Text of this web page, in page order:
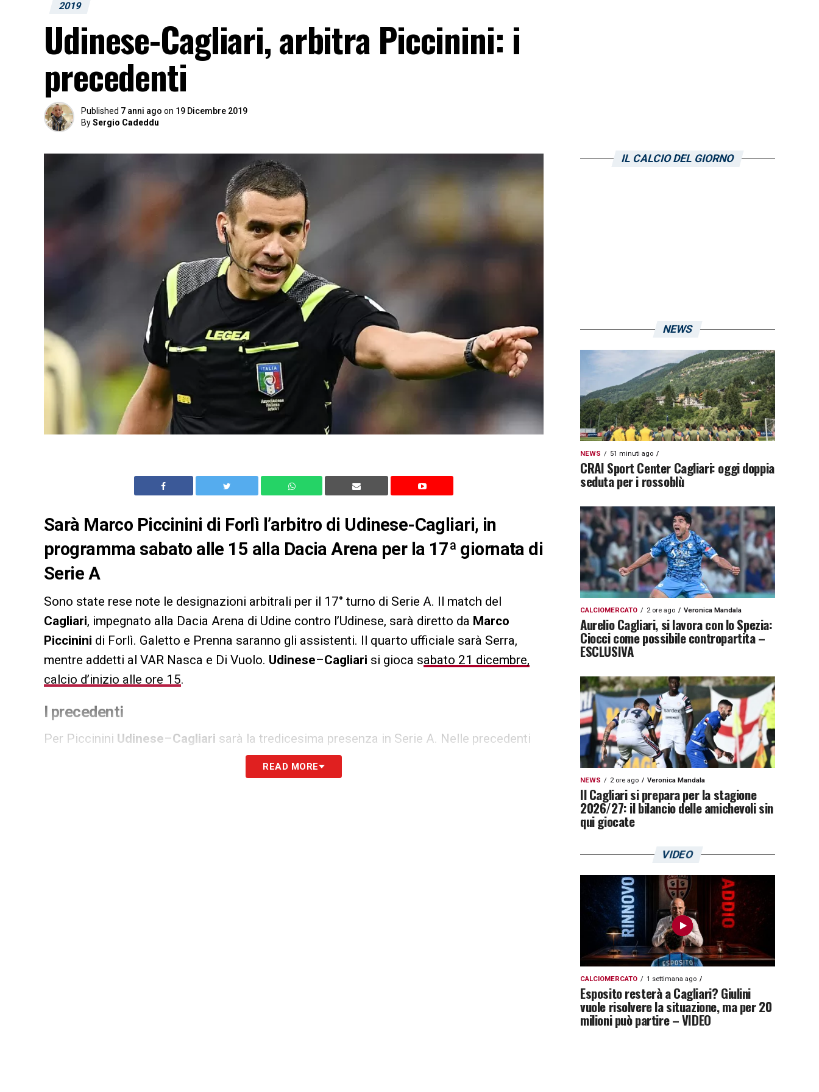
2019
Udinese-Cagliari, arbitra Piccinini: i
precedenti
Published 7 anni ago on 19 Dicembre 2019
BySergio Cadeddu
Sarà Marco Piccinini di Forlì l’arbitro di Udinese-Cagliari, in
programma sabato alle 15 alla Dacia Arena per la 17ª giornata di
Serie A
Sono state rese note le designazioni arbitrali per il 17° turno di Serie A. Il match del
Cagliari, impegnato alla Dacia Arena di Udine contro l’Udinese, sarà diretto da Marco
Piccinini di Forlì. Galetto e Prenna saranno gli assistenti. Il quarto ufficiale sarà Serra,
mentre addetti al VAR Nasca e Di Vuolo. Udinese–Cagliari si gioca sabato 21 dicembre,
calcio d’inizio alle ore 15.
I precedenti
Per Piccinini Udinese–Cagliari sarà la tredicesima presenza in Serie A. Nelle precedenti
occasioni l’arbitro romagnolo ha incrociato una volta i rossoblù: si tratta della gara della
Cagliariai danni delChievo Verona
READ MORE
IL CALCIO DEL GIORNO
NEWS
NEWS 51 minuti ago
CRAI Sport Center Cagliari: oggi doppia
seduta per i rossoblù
CALCIOMERCATO 2 ore ago Veronica Mandala
Aurelio Cagliari, si lavora con lo Spezia:
Ciocci come possibile contropartita –
ESCLUSIVA
NEWS 2 ore ago Veronica Mandala
Il Cagliari si prepara per la stagione
2026/27: il bilancio delle amichevoli sin
qui giocate
VIDEO
CALCIOMERCATO 1 settimana ago
Esposito resterà a Cagliari? Giulini
vuole risolvere la situazione, ma per 20
milioni può partire – VIDEO